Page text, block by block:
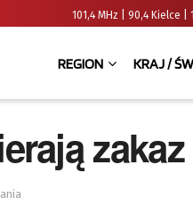
101,4 MHz | 90,4 Kielce
REGION KRAJ /